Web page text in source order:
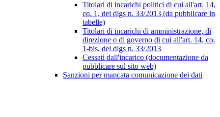
Titolari di incarichi politici di cui all'art. 14,
co. 1, del dlgs n. 33/2013 (da pubblicare in
tabelle)
Titolari di incarichi di amministrazione, di
direzione o di governo di cui all'art. 14, co.
1-bis, del dlgs n. 33/2013
Cessati dall'incarico (documentazione da
pubblicare sul sito web)
Sanzioni per mancata comunicazione dei dati